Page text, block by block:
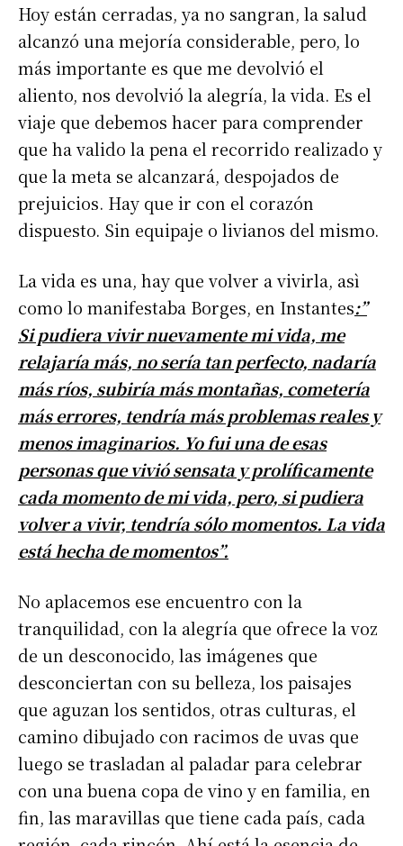
Hoy están cerradas, ya no sangran, la salud
alcanzó una mejoría considerable, pero, lo
más importante es que me devolvió el
aliento, nos devolvió la alegría, la vida. Es el
viaje que debemos hacer para comprender
que ha valido la pena el recorrido realizado y
que la meta se alcanzará, despojados de
prejuicios. Hay que ir con el corazón
dispuesto. Sin equipaje o livianos del mismo.
La vida es una, hay que volver a vivirla, asì
como lo manifestaba Borges, en Instantes:”
Si pudiera vivir nuevamente mi vida, me
relajaría más, no sería tan perfecto, nadaría
más ríos, subiría más montañas, cometería
más errores, tendría más problemas reales y
menos imaginarios. Yo fui una de esas
personas que vivió sensata y prolíficamente
cada momento de mi vida, pero, si pudiera
volver a vivir, tendría sólo momentos. La vida
está hecha de momentos”.
No aplacemos ese encuentro con la
tranquilidad, con la alegría que ofrece la voz
de un desconocido, las imágenes que
desconciertan con su belleza, los paisajes
que aguzan los sentidos, otras culturas, el
camino dibujado con racimos de uvas que
luego se trasladan al paladar para celebrar
con una buena copa de vino y en familia, en
fin, las maravillas que tiene cada país, cada